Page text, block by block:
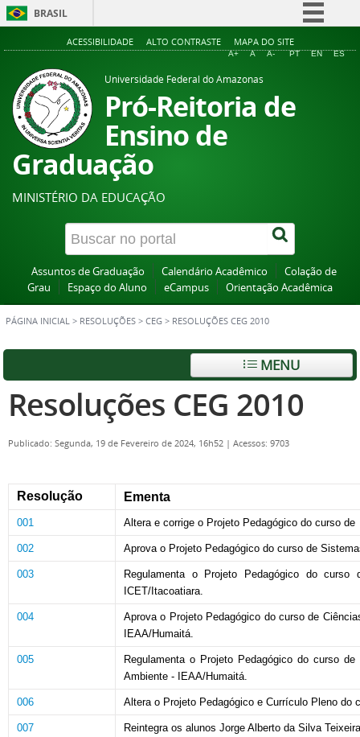
BRASIL
Simplifique!
Acesso à informação
ACESSIBILIDADE ALTO CONTRASTE MAPA DO SITE
A+ A A- PT EN ES
Universidade Federal do Amazonas
Pró-Reitoria de
Ensino de
Graduação
MINISTÉRIO DA EDUCAÇÃO
Assuntos de Graduação Calendário Acadêmico
Colação de
Grau
Espaço do Aluno eCampus Orientação Acadêmica
PÁGINA INICIAL > RESOLUÇÕES > CEG > RESOLUÇÕES CEG 2010
MENU
Resoluções CEG 2010
Publicado: Segunda, 19 de Fevereiro de 2024, 16h52 | Acessos: 9703
Resolução Ementa
001 Altera e corrige o Projeto Pedagógico do curso
002 Aprova o Projeto Pedagógico do curso de
003
Regulamenta o Projeto Pedagógico do
ICET/Itacoatiara.
004
Aprova o Projeto Pedagógico do curso de
IEAA/Humaitá.
005
Regulamenta o Projeto Pedagógico do curso
Ambiente - IEAA/Humaitá.
006 Altera o Projeto Pedagógico e Currículo Pleno do
007 Reintegra os alunos Jorge Alberto da Silva